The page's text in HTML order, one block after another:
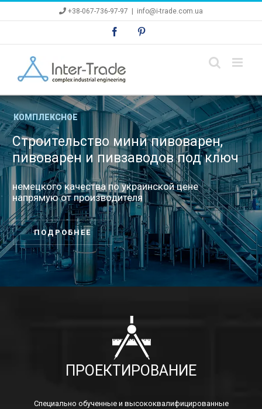
+38-067-736-97-97 info@i-trade.com.ua
Facebook
Строительство мини пивоварен,
пивоварен и пивзаводов под ключ
КОМПЛЕКСНОЕ
ПОДРОБНЕЕ
немецкого качества по украинской цене
напрямую от производителя
ПРОЕКТИРОВАНИЕ
Специально обученные и высококвалифицированные